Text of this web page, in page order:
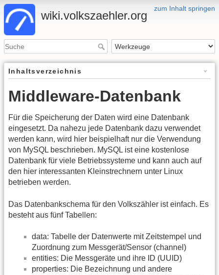
zum Inhalt springen
wiki.volkszaehler.org
Inhaltsverzeichnis
Middleware-Datenbank
Für die Speicherung der Daten wird eine Datenbank
eingesetzt. Da nahezu jede Datenbank dazu verwendet
werden kann, wird hier beispielhaft nur die Verwendung
von MySQL beschrieben. MySQL ist eine kostenlose
Datenbank für viele Betriebssysteme und kann auch auf
den hier interessanten Kleinstrechnern unter Linux
betrieben werden.
Das Datenbankschema für den Volkszähler ist einfach. Es
besteht aus fünf Tabellen:
data: Tabelle der Datenwerte mit Zeitstempel und
Zuordnung zum Messgerät/Sensor (channel)
entities: Die Messgeräte und ihre ID (UUID)
properties: Die Bezeichnung und andere